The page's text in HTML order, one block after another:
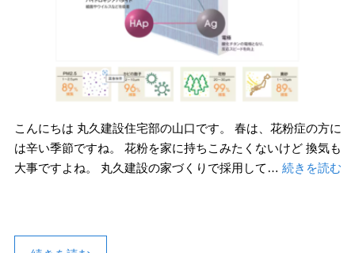
こんにちは 丸久建設住宅部の山口です。 春は、花粉症の方に
は辛い季節ですね。 花粉を家に持ちこみたくないけど 換気も
大事ですよね。 丸久建設の家づくりで採用して… 続きを読む